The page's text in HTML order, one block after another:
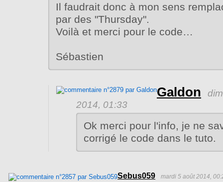
Il faudrait donc à mon sens
par des "Thursday".
Voilà et merci pour le code…
Sébastien
Galdon
2014, 01:33
Ok merci pour l'info, je ne
corrigé le code dans le tuto.
Sebus059 mardi 5 août 2014,